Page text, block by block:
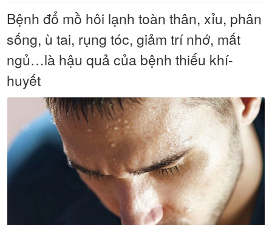
Bệnh đổ mồ hôi lạnh toàn thân, xỉu, phân
sống, ù tai, rụng tóc, giảm trí nhớ, mất
ngủ…là hậu quả của bệnh thiếu khí-
huyết